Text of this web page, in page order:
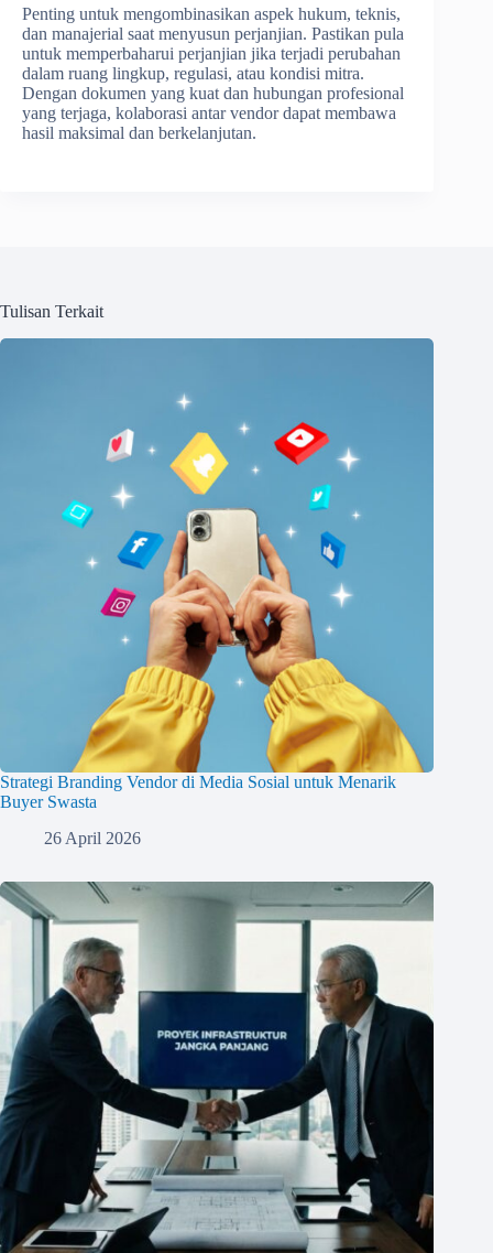
Penting untuk mengombinasikan aspek hukum, teknis,
dan manajerial saat menyusun perjanjian. Pastikan pula
untuk memperbaharui perjanjian jika terjadi perubahan
dalam ruang lingkup, regulasi, atau kondisi mitra.
Dengan dokumen yang kuat dan hubungan profesional
yang terjaga, kolaborasi antar vendor dapat membawa
hasil maksimal dan berkelanjutan.
Tulisan Terkait
Strategi Branding Vendor di Media Sosial untuk Menarik
Buyer Swasta
26 April 2026